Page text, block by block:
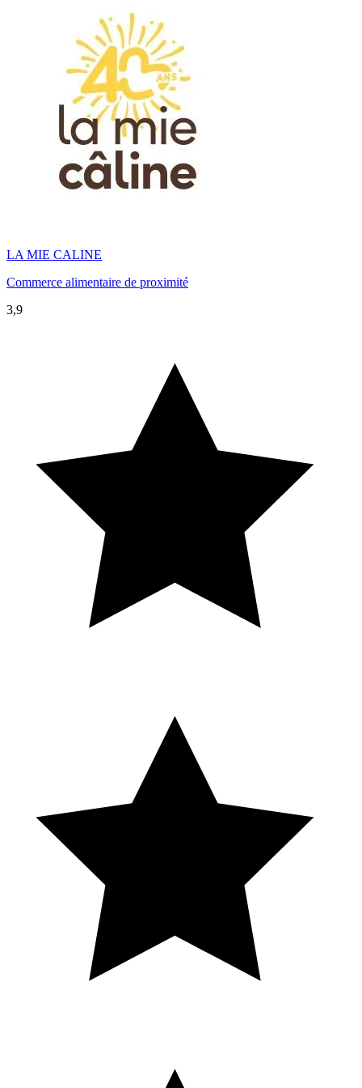
LA MIE CALINE
Commerce alimentaire de proximité
3,9